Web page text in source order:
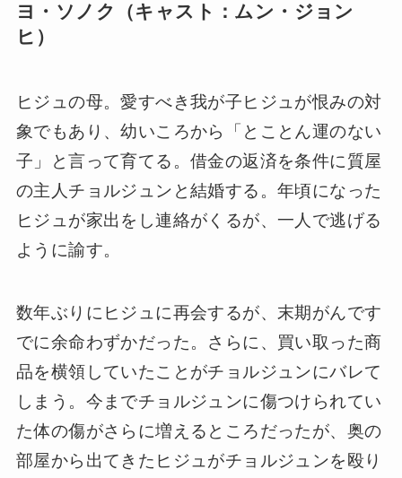
ヨ・ソノク（キャスト：ムン・ジョン
ヒ）
ヒジュの母。愛すべき我が子ヒジュが恨みの対
象でもあり、幼いころから「とことん運のない
子」と言って育てる。借金の返済を条件に質屋
の主人チョルジュンと結婚する。年頃になった
ヒジュが家出をし連絡がくるが、一人で逃げる
ように諭す。
数年ぶりにヒジュに再会するが、末期がんです
でに余命わずかだった。さらに、買い取った商
品を横領していたことがチョルジュンにバレて
しまう。今までチョルジュンに傷つけられてい
た体の傷がさらに増えるところだったが、奥の
部屋から出てきたヒジュがチョルジュンを殴り